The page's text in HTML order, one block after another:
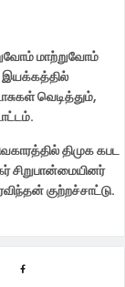
மாற்றுவோம்
வெடித்தும்,
திமுக கபட
சிறுபான்மையினர்
குற்றச்சாட்டு.